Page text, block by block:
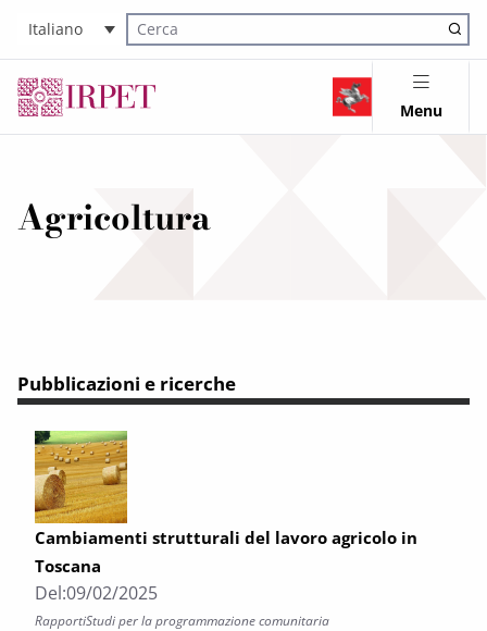
Italiano
Cerca nel sito
Menu
Agricoltura
Pubblicazioni e ricerche
Cambiamenti strutturali del lavoro agricolo in
Toscana
Del:09/02/2025
RapportiStudi per la programmazione comunitaria